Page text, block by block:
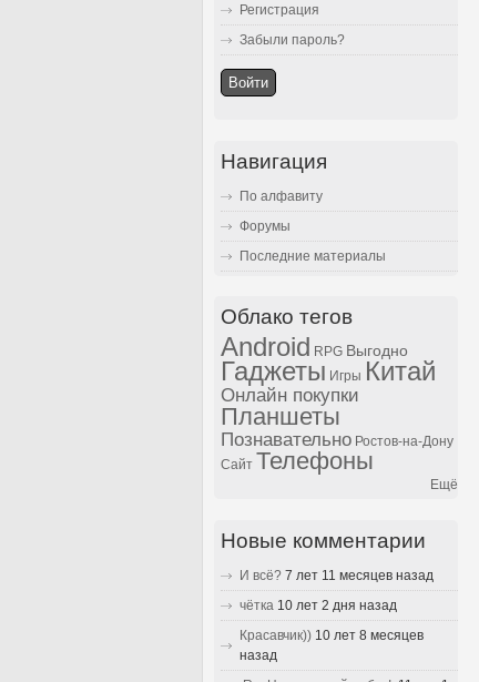
Регистрация
Забыли пароль?
Навигация
По алфавиту
Форумы
Последние материалы
Облако тегов
Android RPG Выгодно
Гаджеты Игры Китай
Онлайн покупки
Планшеты
Познавательно Ростов-на-Дону
Сайт Телефоны
Ещё
Новые комментарии
И всё? 7 лет 11 месяцев назад
чётка 10 лет 2 дня назад
Красавчик)) 10 лет 8 месяцев
назад